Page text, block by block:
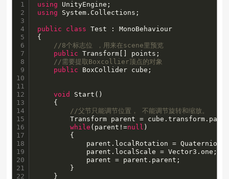
1
2
3
4
5
6
7
8
9
10
11
12
13
14
15
16
17
18
19
20
21
22
using
using System.Collections;
public class Test : MonoBehaviour
{
//8个标志位 ，用来在scene里预览
public Transform[] points;
//需要提取Boxcollier顶点的对象
public BoxCollider cube;
void
Start()
    {
//父节只能调节位置， 不能调节旋转和缩放。
Transform parent =
while (parent!=null )
        {
parent.localRotation =
            parent.localScale = Vector3.one;
            parent = parent.parent;
        }
    }